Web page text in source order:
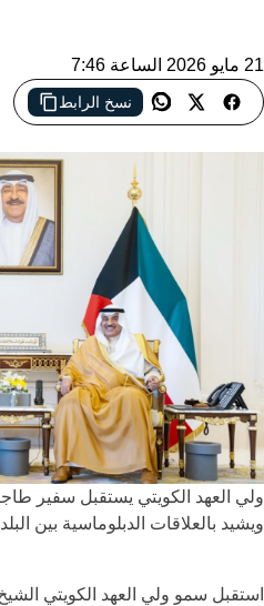
21 مايو 2026 الساعة 7:46
نسخ الرابط
ولي العهد الكويتي يستقبل سفير
ويشيد بالعلاقات الدبلوماسية بين
استقبل سمو ولي العهد الكويتي